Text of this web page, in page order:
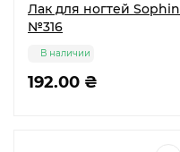
Лак для ногтей Sophin
№316
192.00 ₴
В наличии